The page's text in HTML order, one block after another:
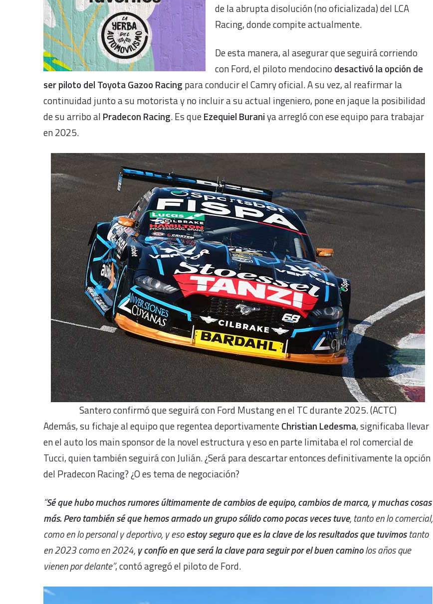
de la abrupta disolución (no oficializada) del LCA
Racing, donde compite actualmente.
De esta manera, al asegurar que seguirá corriendo
con Ford, el piloto mendocino desactivó la opción de
ser piloto del Toyota Gazoo Racing para conducir el Camry oficial. A su vez, al reafirmar la
continuidad junto a su motorista y no incluir a su actual ingeniero, pone en jaque la posibilidad
de su arribo al Pradecon Racing. Es queEzequiel Buraniya arregló con ese equipo para trabajar
en 2025.
Santero confirmó que seguirá con Ford Mustang en el TC durante 2025. (ACTC)
Además, su fichaje al equipo que regentea deportivamenteChristian Ledesma, significaba llevar
en el auto los main sponsor de la novel estructura y eso en parte limitaba el rol comercial de
Tucci, quien también seguirá con Julián. ¿Será para descartar entonces definitivamente la opción
del Pradecon Racing? ¿O es tema de negociación?
“Sé que hubo muchos rumores últimamente de cambios de equipo, cambios de marca, y muchas cosas
más. Pero también sé que hemos armado un grupo sólido como pocas veces tuve, tanto en lo comercial,
como en lo personal y deportivo, y esoestoy seguro que es la clave de los resultados que tuvimostanto
en 2023 como en 2024, y confío en que será la clave para seguir por el buen caminolos años que
vienen por delante”, contó agregó el piloto de Ford.